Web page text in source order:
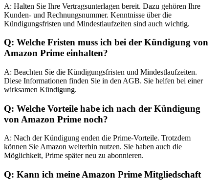
A: Halten Sie Ihre Vertragsunterlagen bereit. Dazu gehören Ihre
Kunden- und Rechnungsnummer. Kenntnisse über die
Kündigungsfristen und Mindestlaufzeiten sind auch wichtig.
Q: Welche Fristen muss ich bei der Kündigung von
Amazon Prime einhalten?
A: Beachten Sie die Kündigungsfristen und Mindestlaufzeiten.
Diese Informationen finden Sie in den AGB. Sie helfen bei einer
wirksamen Kündigung.
Q: Welche Vorteile habe ich nach der Kündigung
von Amazon Prime noch?
A: Nach der Kündigung enden die Prime-Vorteile. Trotzdem
können Sie Amazon weiterhin nutzen. Sie haben auch die
Möglichkeit, Prime später neu zu abonnieren.
Q: Kann ich meine Amazon Prime Mitgliedschaft